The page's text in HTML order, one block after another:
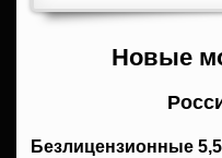
Новые
Безлицензионные